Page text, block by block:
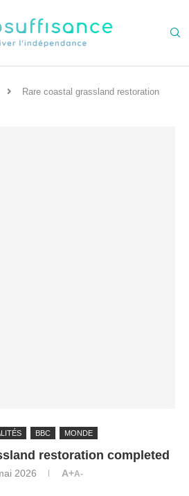
Rare coastal grassland restoration
BBC MONDE
restoration completed
2026 A+A-